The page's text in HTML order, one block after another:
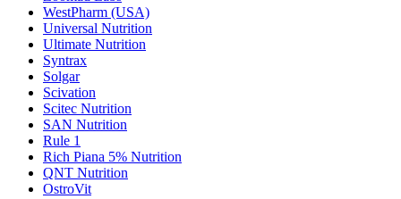
WestPharm (USA)
Universal Nutrition
Ultimate Nutrition
Syntrax
Solgar
Scivation
Scitec Nutrition
SAN Nutrition
Rule 1
Rich Piana 5% Nutrition
QNT Nutrition
OstroVit